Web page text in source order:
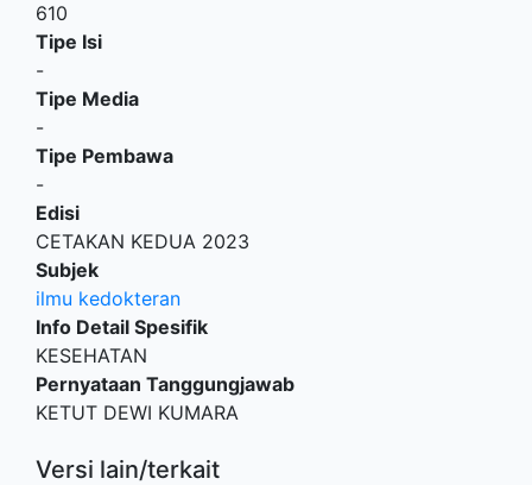
610
Tipe Isi
-
Tipe Media
-
Tipe Pembawa
-
Edisi
CETAKAN KEDUA 2023
Subjek
ilmu kedokteran
Info Detail Spesifik
KESEHATAN
Pernyataan Tanggungjawab
KETUT DEWI KUMARA
Versi lain/terkait